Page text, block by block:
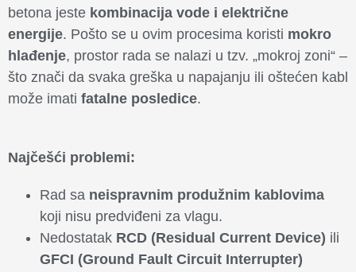
betona jeste kombinacija vode i električne
energije. Pošto se u ovim procesima koristi mokro
hlađenje, prostor rada se nalazi u tzv. „mokroj zoni“ –
što znači da svaka greška u napajanju ili oštećen kabl
može imati fatalne posledice.
Najčešći problemi:
Rad sa neispravnim produžnim kablovima
koji nisu predviđeni za vlagu.
Nedostatak RCD (Residual Current Device) ili
GFCI (Ground Fault Circuit Interrupter)